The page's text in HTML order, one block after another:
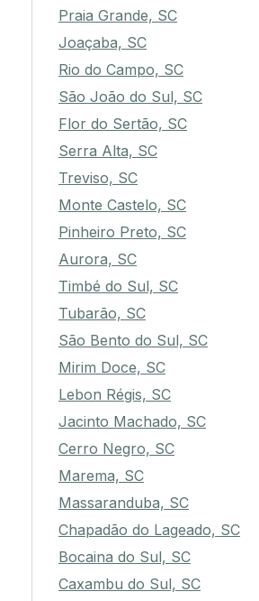
Praia Grande, SC
Joaçaba, SC
Rio do Campo, SC
São João do Sul, SC
Flor do Sertão, SC
Serra Alta, SC
Treviso, SC
Monte Castelo, SC
Pinheiro Preto, SC
Aurora, SC
Timbé do Sul, SC
Tubarão, SC
São Bento do Sul, SC
Mirim Doce, SC
Lebon Régis, SC
Jacinto Machado, SC
Cerro Negro, SC
Marema, SC
Massaranduba, SC
Chapadão do Lageado, SC
Bocaina do Sul, SC
Caxambu do Sul, SC